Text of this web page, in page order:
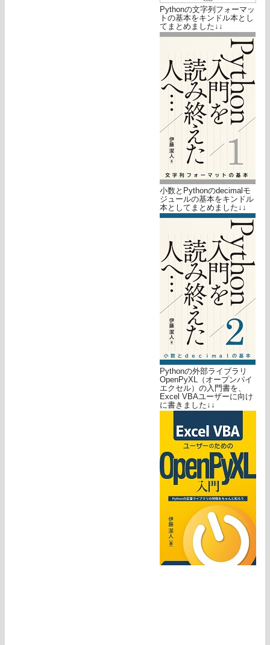
Pythonの文字列フォーマッ
トの基本をキンドル本とし
てまとめました↓↓
小数とPythonのdecimalモ
ジュールの基本をキンドル
本としてまとめました↓↓
Pythonの外部ライブラリ
OpenPyXL（オープンパイ
エクセル）の入門書を、
Excel VBAユーザーに向け
に書きました↓↓